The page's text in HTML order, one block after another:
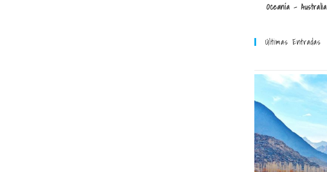
Oceanía - Australia
Últimas Entradas